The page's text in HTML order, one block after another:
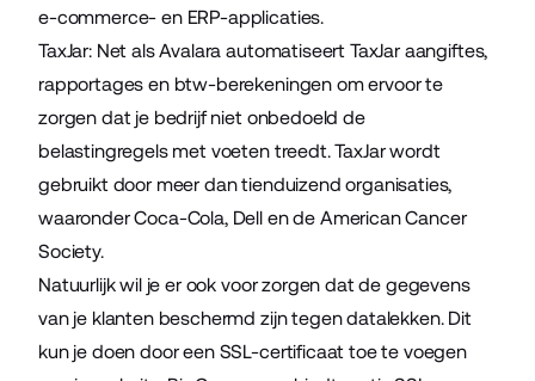
e-commerce- en ERP-applicaties.
TaxJar: Net als Avalara automatiseert TaxJar aangiftes,
rapportages en btw-berekeningen om ervoor te
zorgen dat je bedrijf niet onbedoeld de
belastingregels met voeten treedt. TaxJar wordt
gebruikt door meer dan tienduizend organisaties,
waaronder Coca-Cola, Dell en de American Cancer
Society.
Natuurlijk wil je er ook voor zorgen dat de gegevens
van je klanten beschermd zijn tegen datalekken. Dit
kun je doen door een SSL-certificaat toe te voegen